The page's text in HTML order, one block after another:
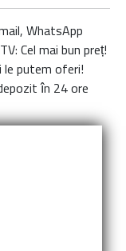
WhatsApp
: Cel mai bun preț!
le putem oferi!
în 24 ore